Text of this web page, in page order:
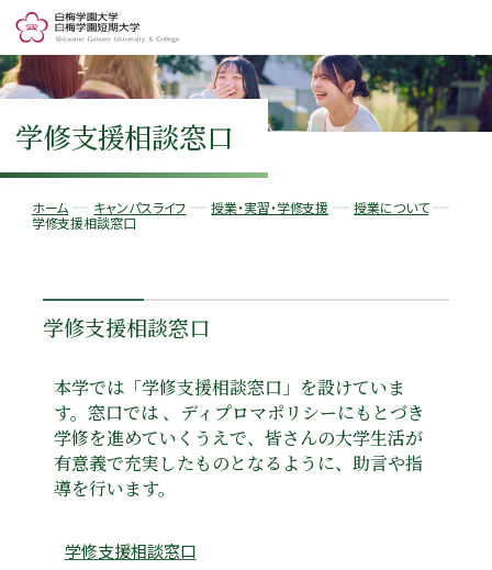
学修支援相談窓口
ホーム キャンパスライフ 授業・実習・学修支援
授業について
学修支援相談窓口
学修支援相談窓口
本学では「学修支援相談窓口」を設けていま
す。窓口では 、ディプロマポリシーにもとづき
学修を進めていくうえで、皆さんの大学生活が
有意義で充実したものとなるように、助言や指
導を行います。
学修支援相談窓口